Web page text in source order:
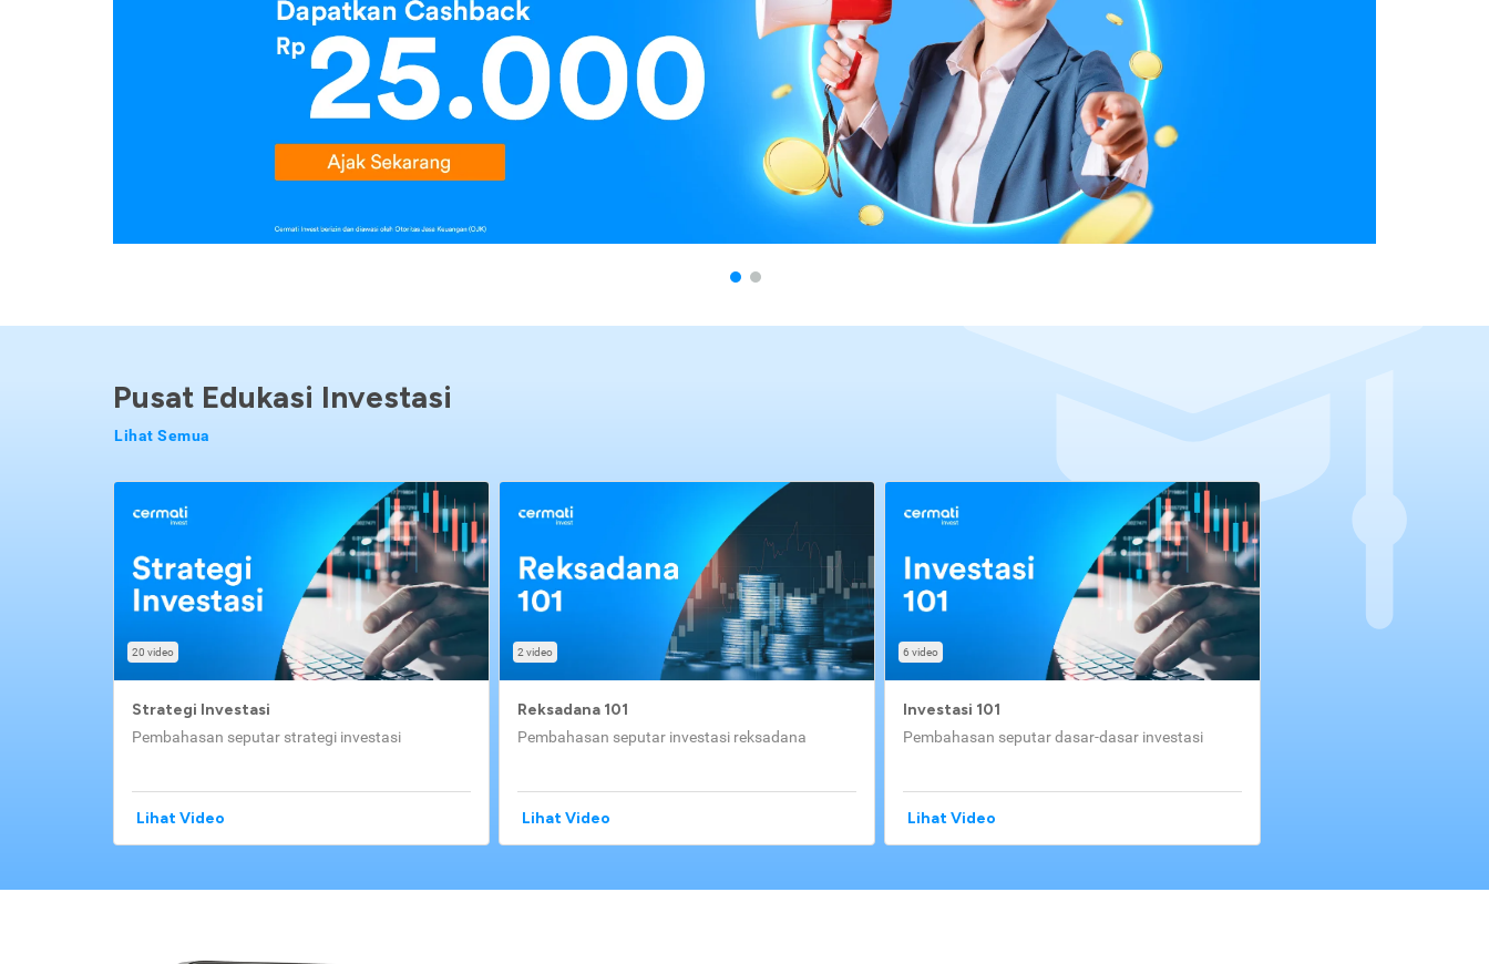
Pusat Edukasi Investasi
Lihat Semua
20 video
Strategi Investasi
Pembahasan seputar strategi investasi
Lihat Video
2 video
Reksadana 101
Pembahasan seputar investasi reksadana
Lihat Video
6 video
Investasi 101
Pembahasan seputar dasar-dasar investasi
Lihat Video